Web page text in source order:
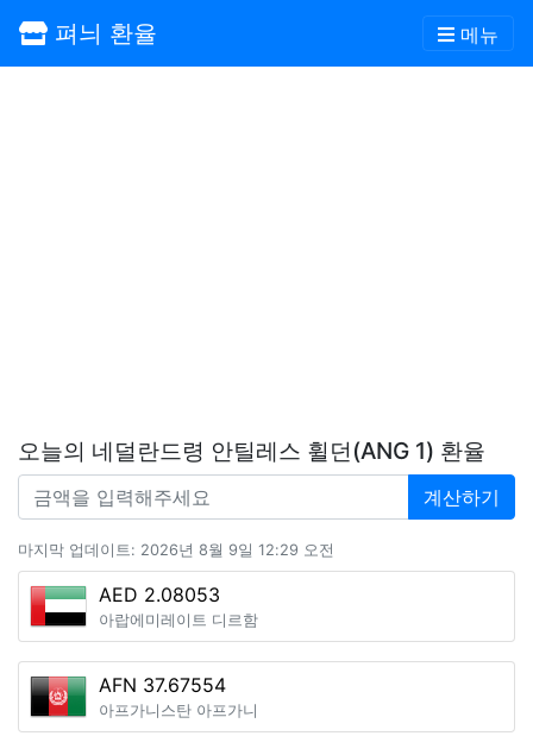
펴늬 환율 메뉴
오늘의 네덜란드령 안틸레스 휠던(ANG 1) 환율
계산하기
마지막 업데이트: 2026년 8월 9일 12:29 오전
AED 2.08053
아랍에미레이트 디르함
AFN 37.67554
아프가니스탄 아프가니